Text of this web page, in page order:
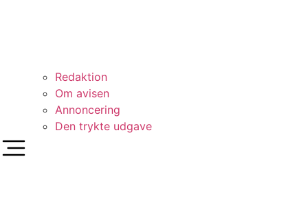
Redaktion
Om avisen
Annoncering
Den trykte udgave